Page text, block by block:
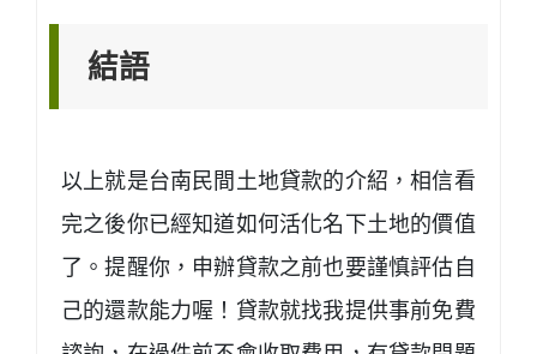
結語
以上就是台南民間土地貸款的介紹，相信看
完之後你已經知道如何活化名下土地的價值
了。提醒你，申辦貸款之前也要謹慎評估自
己的還款能力喔！貸款就找我提供事前免費